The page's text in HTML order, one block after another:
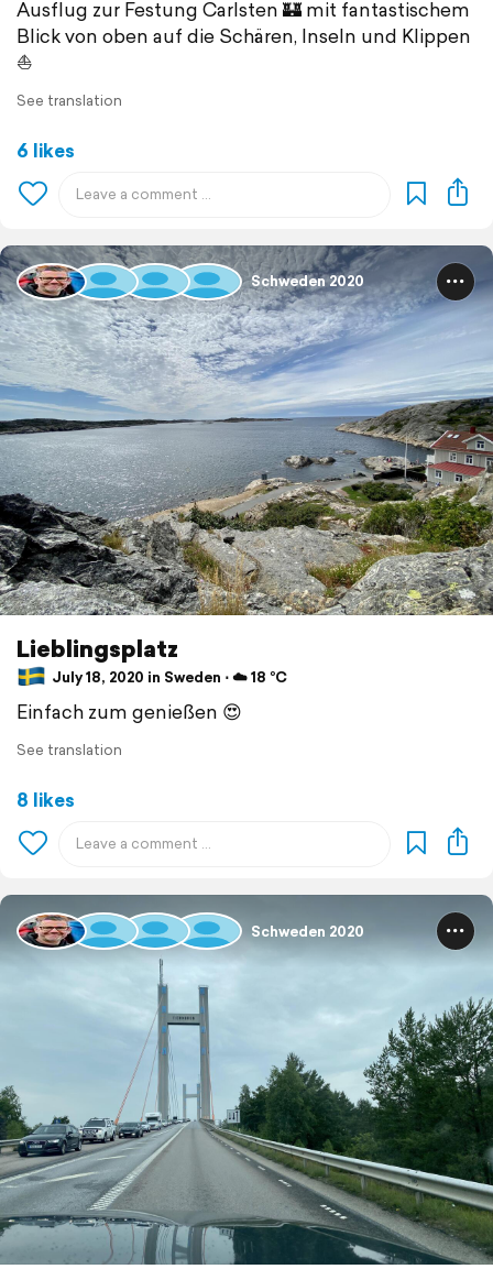
Ausflug zur Festung Carlsten 🏰 mit fantastischem
Blick von oben auf die Schären, Inseln und Klippen
⛵️
See translation
6 likes
Schweden 2020
Lieblingsplatz
July 18, 2020 in Sweden ⋅ ☁️ 18 °C
Einfach zum genießen 😍
See translation
8 likes
Schweden 2020